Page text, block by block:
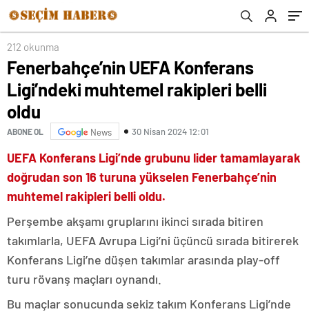
212 okunma
Fenerbahçe’nin UEFA Konferans
Ligi’ndeki muhtemel rakipleri belli
oldu
ABONE OL News 30 Nisan 2024 12:01
UEFA Konferans Ligi’nde grubunu lider tamamlayarak
doğrudan son 16 turuna yükselen Fenerbahçe’nin
muhtemel rakipleri belli oldu.
Perşembe akşamı gruplarını ikinci sırada bitiren
takımlarla, UEFA Avrupa Ligi’ni üçüncü sırada bitirerek
Konferans Ligi’ne düşen takımlar arasında play-off
turu rövanş maçları oynandı.
Bu maçlar sonucunda sekiz takım Konferans Ligi’nde